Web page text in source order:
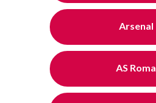
Arsenal
AS Roma